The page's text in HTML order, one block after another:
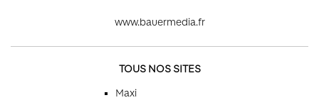
www.bauermedia.fr
TOUS NOS SITES
Maxi